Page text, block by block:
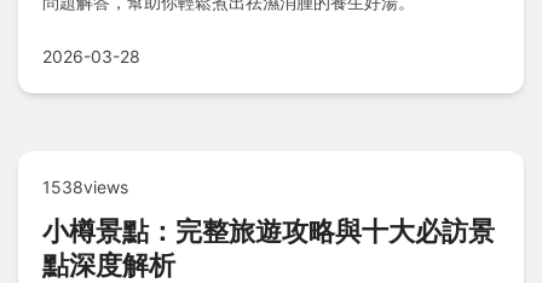
2026-03-28
1538views
小樽景點：完整旅遊攻略與十大必訪景
點深度解析